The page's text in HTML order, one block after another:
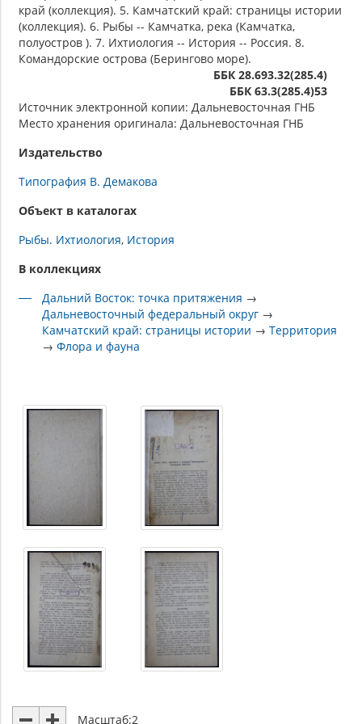
край (коллекция). 5. Камчатский край: страницы истории
(коллекция). 6. Рыбы -- Камчатка, река (Камчатка,
полуостров ). 7. Ихтиология -- История -- Россия. 8.
Командорские острова (Берингово море).
ББК 28.693.32(285.4)
ББК 63.3(285.4)53
Источник электронной копии: Дальневосточная ГНБ
Место хранения оригинала: Дальневосточная ГНБ
Издательство
Типография В. Демакова
Объект в каталогах
Рыбы. Ихтиология История
В коллекциях
Дальний Восток: точка притяжения →
Дальневосточный федеральный округ →
Камчатский край: страницы истории →Территория
→Флора и фауна
Масштаб:2